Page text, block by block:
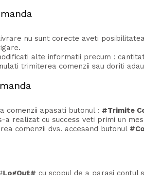
nu sunt corecte aveti
alte informatii precum :
trimiterea comenzii sau doriti
comenzii apasati butonul : #Trimite
a realizat cu success veti primi un
comenzii dvs. accesand butonul
LogOut# cu scopul de a parasi contul